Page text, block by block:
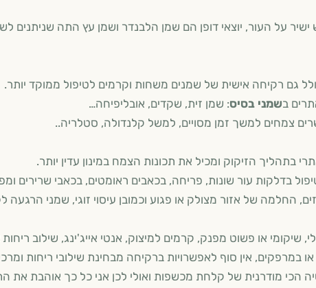
על העור, יוצאי דופן הם שמן הלבנדר ושמן עץ התה שניתנים
גם רקיחה אישית של שמנים משחות וקרמים לטיפול ממוקד יותר.
בשמני בסיס: שמן זית, שקדים, אובליפיחה…
צמחים למשך זמן מסויים, למשל קלנדולה, סטלריה..
בתהליך הזיקוק ומכיל את תכונות הצמח במינון עדין יותר.
בדלקות עור שונות, פריחה, בכאבים ראומטים, בכאבי שרירים
החלמה של אזור מצולק או פגוע וכמובן עיסוי זוגי, שמני הרגעה
שיקומי או פשוט מפנק, קרמים למיצוק, אנטי אייג'ינג, שילוב
במרפקים, אין סוף לאפשרויות ברקיחה מבחינת שילובי ריחות
הכי מודרנית של קלחת מכשפות ואולי לכן אני כל כך אוהבת את